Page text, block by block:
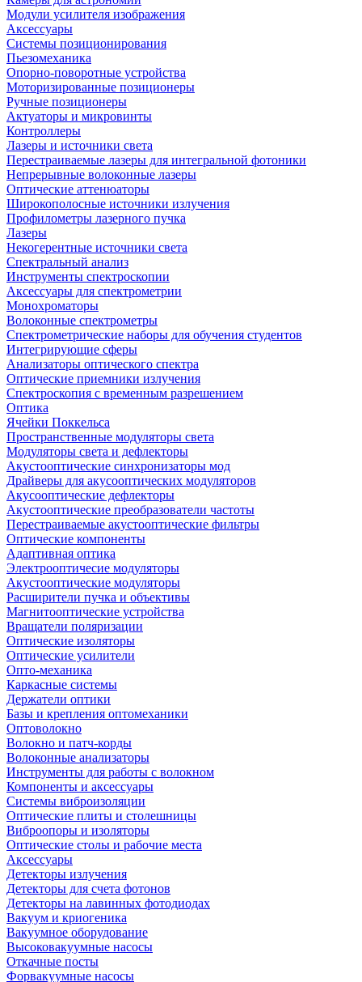
Модули усилителя изображения
Аксессуары
Системы позиционирования
Пьезомеханика
Опорно-поворотные устройства
Моторизированные позиционеры
Ручные позиционеры
Актуаторы и микровинты
Контроллеры
Лазеры и источники света
Перестраиваемые лазеры для интегральной фотоники
Непрерывные волоконные лазеры
Оптические аттенюаторы
Широкополосные источники излучения
Профилометры лазерного пучка
Лазеры
Некогерентные источники света
Спектральный анализ
Инструменты спектроскопии
Аксессуары для спектрометрии
Монохроматоры
Волоконные спектрометры
Спектрометрические наборы для обучения студентов
Интегрирующие сферы
Анализаторы оптического спектра
Оптические приемники излучения
Спектроскопия с временным разрешением
Оптика
Ячейки Поккельса
Пространственные модуляторы света
Модуляторы света и дефлекторы
Акустооптические синхронизаторы мод
Драйверы для акусооптических модуляторов
Акусооптические дефлекторы
Акустооптические преобразователи частоты
Перестраиваемые акустооптические фильтры
Оптические компоненты
Адаптивная оптика
Электрооптичесие модуляторы
Акустооптические модуляторы
Расширители пучка и объективы
Магнитооптические устройства
Вращатели поляризации
Оптические изоляторы
Оптические усилители
Опто-механика
Каркасные системы
Держатели оптики
Базы и крепления оптомеханики
Оптоволокно
Волокно и патч-корды
Волоконные анализаторы
Инструменты для работы с волокном
Компоненты и аксессуары
Системы виброизоляции
Оптические плиты и столешницы
Виброопоры и изоляторы
Оптические столы и рабочие места
Аксессуары
Детекторы излучения
Детекторы для счета фотонов
Детекторы на лавинных фотодиодах
Вакуум и криогеника
Вакуумное оборудование
Высоковакуумные насосы
Откачные посты
Форвакуумные насосы